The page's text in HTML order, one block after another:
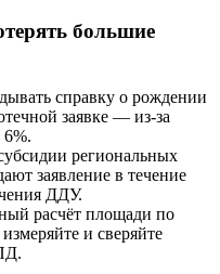
большие
справку о рождении
заявке — из-за
6%.
региональных
заявление в течение
ДДУ.
расчёт площади по
и сверяйте